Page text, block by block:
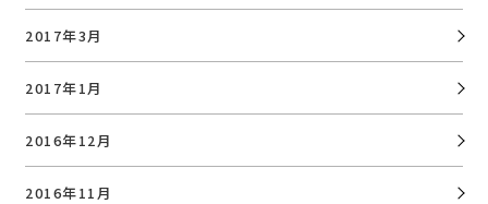
2017年3月
2017年1月
2016年12月
2016年11月